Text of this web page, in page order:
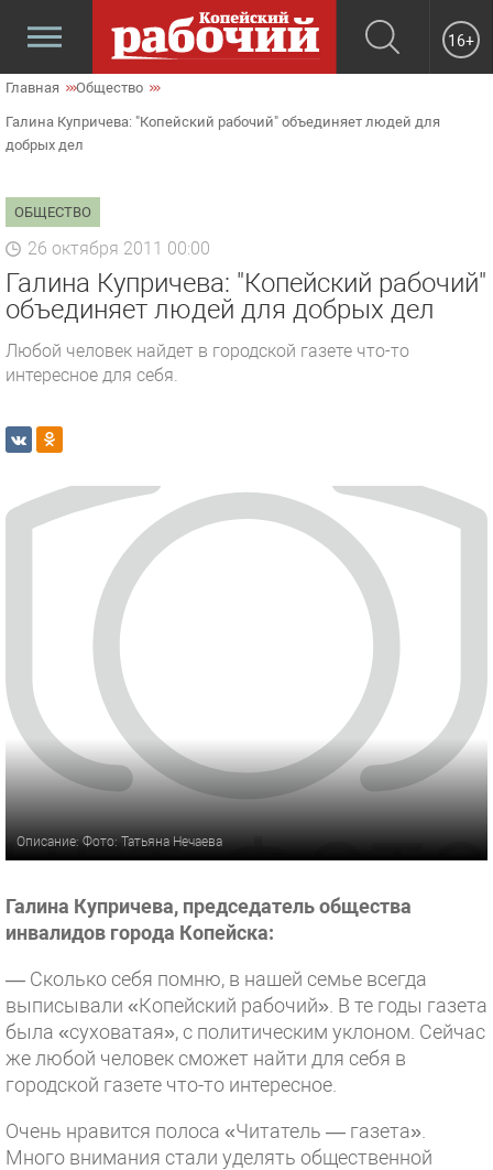
16+
Главная Общество
Галина Купричева: "Копейский рабочий" объединяет людей для
добрых дел
ОБЩЕСТВО
26 октября 2011 00:00
Галина Купричева: "Копейский рабочий"
объединяет людей для добрых дел
Любой человек найдет в городской газете что-то
интересное для себя.
Описание: Фото: Татьяна Нечаева
Галина Купричева, председатель общества
инвалидов города Копейска:
— Сколько себя помню, в нашей семье всегда
выписывали «Копейский рабочий». В те годы газета
была «суховатая», с политическим уклоном. Сейчас
же любой человек сможет найти для себя в
городской газете что-то интересное.
Очень нравится полоса «Читатель — газета».
Много внимания стали уделять общественной